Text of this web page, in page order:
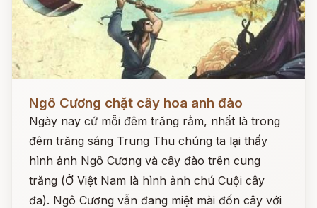
Ngô Cương chặt cây hoa anh đào
Ngày nay cứ mỗi đêm trăng rằm, nhất là trong
đêm trăng sáng Trung Thu chúng ta lại thấy
hình ảnh Ngô Cương và cây đào trên cung
trăng (Ở Việt Nam là hình ảnh chú Cuội cây
đa). Ngô Cương vẫn đang miệt mài đốn cây với